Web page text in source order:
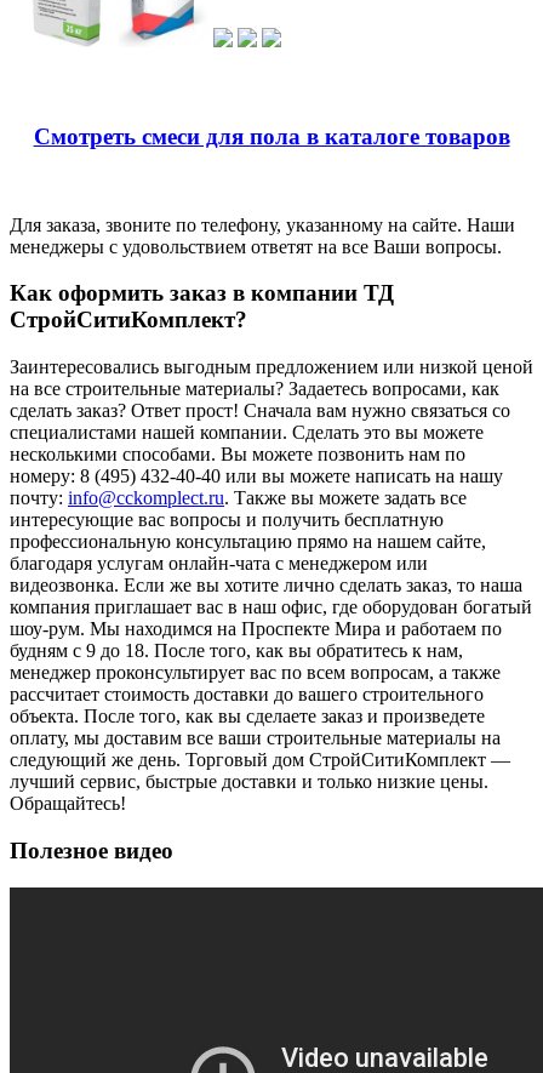
Смотреть смеси для пола в каталоге товаров
Для заказа, звоните по телефону, указанному на сайте. Наши
менеджеры с удовольствием ответят на все Ваши вопросы.
Как оформить заказ в компании ТД
СтройСитиКомплект?
Заинтересовались выгодным предложением или низкой ценой
на все строительные материалы? Задаетесь вопросами, как
сделать заказ? Ответ прост! Сначала вам нужно связаться со
специалистами нашей компании. Сделать это вы можете
несколькими способами. Вы можете позвонить нам по
номеру: 8 (495) 432-40-40 или вы можете написать на нашу
почту: info@cckomplect.ru. Также вы можете задать все
интересующие вас вопросы и получить бесплатную
профессиональную консультацию прямо на нашем сайте,
благодаря услугам онлайн-чата с менеджером или
видеозвонка. Если же вы хотите лично сделать заказ, то наша
компания приглашает вас в наш офис, где оборудован богатый
шоу-рум. Мы находимся на Проспекте Мира и работаем по
будням с 9 до 18. После того, как вы обратитесь к нам,
менеджер проконсультирует вас по всем вопросам, а также
рассчитает стоимость доставки до вашего строительного
объекта. После того, как вы сделаете заказ и произведете
оплату, мы доставим все ваши строительные материалы на
следующий же день. Торговый дом СтройСитиКомплект —
лучший сервис, быстрые доставки и только низкие цены.
Обращайтесь!
Полезное видео